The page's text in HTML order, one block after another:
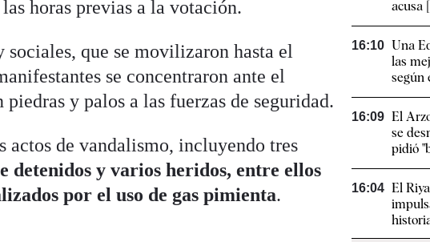
horas previas a la votación.
que se movilizaron hasta el
se concentraron ante el
y palos a las fuerzas de seguridad.
actos de vandalismo, incluyendo tres
detenidos y varios heridos, entre ellos
por el uso de gas pimienta.
acusa
16:10 Una
las
según
16:09 El
se
pidió
16:04 El